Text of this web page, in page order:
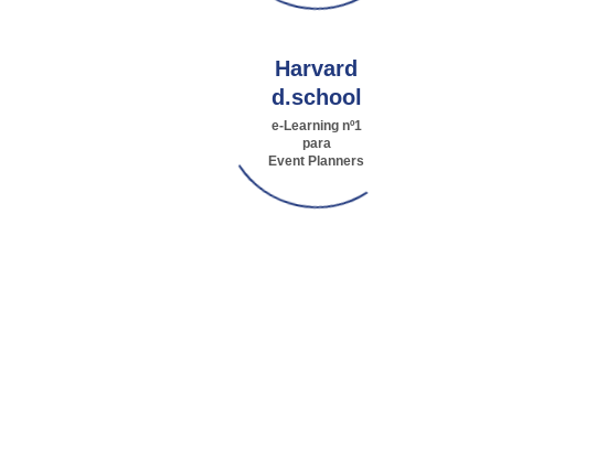
Harvard
d.school
e-Learning nº1
para
Event Planners